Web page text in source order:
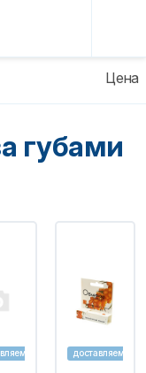
губами
Цена
доставляем